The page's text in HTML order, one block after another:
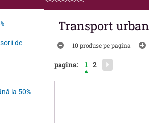
de
la 50%
Transport urban
10 produse pe pagina
pagina:
1 2